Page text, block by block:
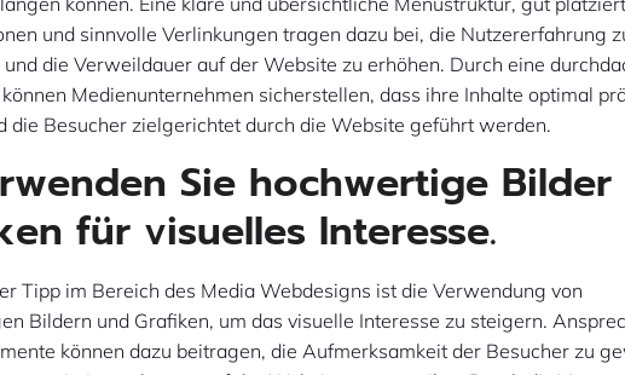
und sinnvolle Verlinkungen tragen dazu bei, die Nutzererfahrung
die Verweildauer auf der Website zu erhöhen. Durch eine
Medienunternehmen sicherstellen, dass ihre Inhalte optimal
die Besucher zielgerichtet durch die Website geführt werden.
Sie hochwertige
für visuelles Interesse.
Tipp im Bereich des Media Webdesigns ist die Verwendung von
Bildern und Grafiken, um das visuelle Interesse zu steigern.
können dazu beitragen, die Aufmerksamkeit der Besucher zu